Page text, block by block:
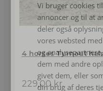
4 horses Turnout
229,00kr.
Vi bruger cookies
annoncer og til at
deler også
vores websted
og
dem med andre
givet dem, eller
din brug af deres